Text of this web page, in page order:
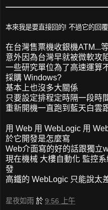
本來我是要直接回的! 不過它的回
在台灣售票機收銀機ATM...
意外因為台灣早就被微軟攻
一些研究單位為了高速運算
採購 Windows?
基本上也沒多大關係
只要設定排程定時隔一段時
重新開機一直跑到藍天白雲
用 Web 用 WebLogic 用
於它開發是怎麼寫
Web介面寫的好的話跟獨立
現在機械 大樓自動化 監控
發
高鐵的 WebLogic 只能說太
星夜如雨 於 9:56 上午